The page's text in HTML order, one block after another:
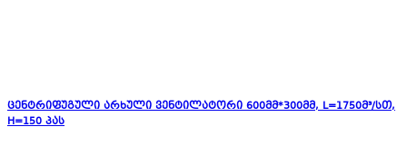
ცენტრიფუგული არხული ვენტილატორი 600მმ*300მმ, L=1750მ³/სთ,
H=150 პას